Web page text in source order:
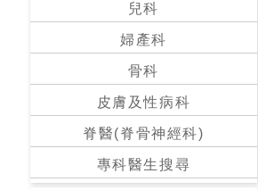
兒科
婦產科
骨科
皮膚及性病科
脊醫(脊骨神經科)
專科醫生搜尋